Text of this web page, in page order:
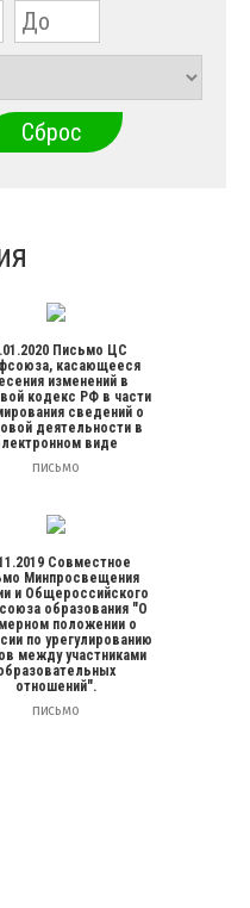
Сброс
Письмо ЦС
касающееся
изменений в
кодекс РФ в части
сведений о
деятельности в
виде
письмо
Cовместное
Минпросвещения
и Общероссийского
образования "О
положении о
по урегулированию
между участниками
отношений".
письмо